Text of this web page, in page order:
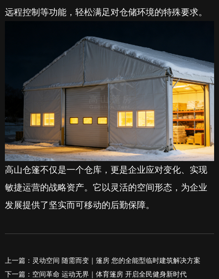
远程控制等功能，轻松满足对仓储环境的特殊要求。
高山仓篷不仅是一个仓库，更是企业应对变化、实现
敏捷运营的战略资产。它以灵活的空间形态，为企业
发展提供了坚实而可移动的后勤保障。
上一篇：灵动空间 随需而变｜篷房 您的全能型临时建筑解决方案
下一篇：空间革命 运动无界｜体育篷房 开启全民健身新时代